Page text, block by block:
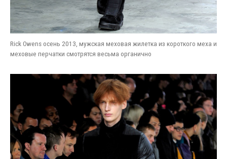
Rick Owens осень 2013, мужская меховая жилетка из короткого меха и
меховые перчатки смотрятся весьма органично